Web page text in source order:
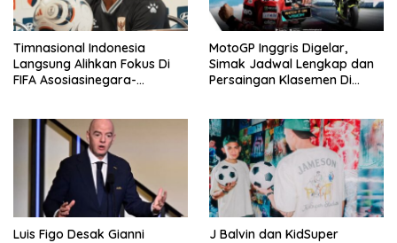
Timnasional Indonesia
Langsung Alihkan Fokus Di
FIFA Asosiasinegara-
MotoGP Inggris Digelar,
Simak Jadwal Lengkap dan
Persaingan Klasemen Di
Luis Figo Desak Gianni
J Balvin dan KidSuper